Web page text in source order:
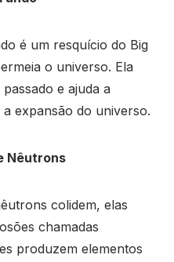
é um resquício do Big
o universo. Ela
e ajuda a
expansão do universo.
Nêutrons
colidem, elas
chamadas
produzem elementos